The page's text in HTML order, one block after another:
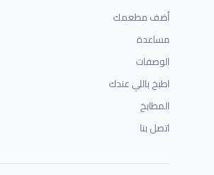
أضف مطعمك
مساعدة
الوصفات
اطبخ باللي عندك
المطابخ
اتصل بنا